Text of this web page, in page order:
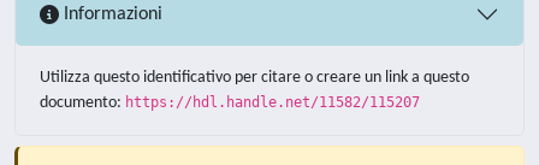
Informazioni
Utilizza questo identificativo per citare o creare un link a questo
documento: https://hdl.handle.net/11582/115207